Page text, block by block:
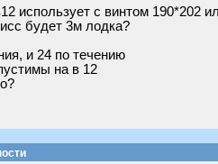
использует с винтом 190*202
будет 3м лодка?
и 24 по течению
на в 12